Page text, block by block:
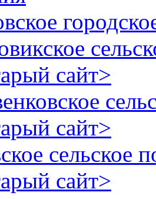
сайт>
сайт>
сельское
сайт>